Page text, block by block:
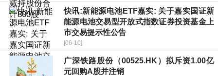
快讯:新能源电池ETF嘉实: 关于嘉实国证新
能源电池交易型开放式指数证券投资基金上
市交易提示性公告
[06-10]
广深铁路股份（00525.HK）拟斥资1.00亿
元回购A股并注销